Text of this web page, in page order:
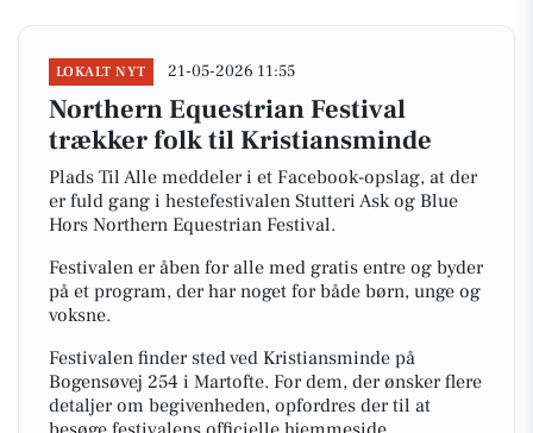
LOKALT NYT 21-05-2026 11:55
Northern Equestrian Festival
trækker folk til Kristiansminde
Plads Til Alle meddeler i et Facebook-opslag, at der
er fuld gang i hestefestivalen Stutteri Ask og Blue
Hors Northern Equestrian Festival.
Festivalen er åben for alle med gratis entre og byder
på et program, der har noget for både børn, unge og
voksne.
Festivalen finder sted ved Kristiansminde på
Bogensøvej 254 i Martofte. For dem, der ønsker flere
detaljer om begivenheden, opfordres der til at